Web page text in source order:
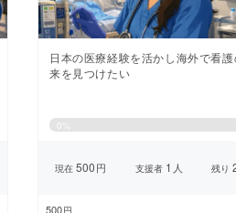
日本の医療経験を活かし海外で看
来を見つけたい
0
現在500円 支援者 1 人 残り
500